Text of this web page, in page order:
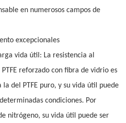
en numerosos campos de
excepcionales
vida útil: La resistencia al
reforzado con fibra de vidrio es
del PTFE puro, y su vida útil puede
condiciones. Por
nitrógeno, su vida útil puede ser